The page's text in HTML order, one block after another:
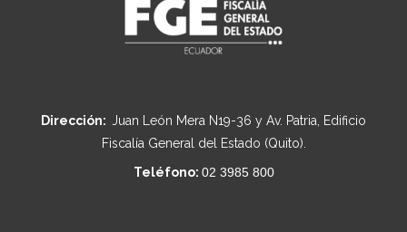
Dirección: Juan León Mera N19-36 y Av. Patria, Edificio
Fiscalía General del Estado (Quito).
Teléfono: 02 3985 800